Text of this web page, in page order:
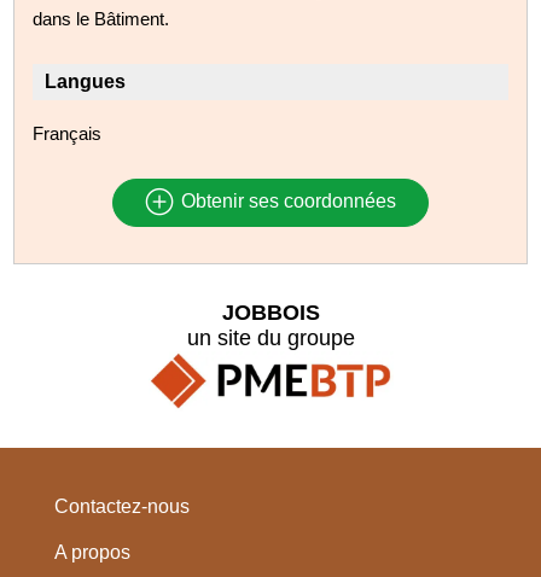
dans le Bâtiment.
Langues
Français
Obtenir ses coordonnées
JOBBOIS
un site du groupe
Contactez-nous
A propos